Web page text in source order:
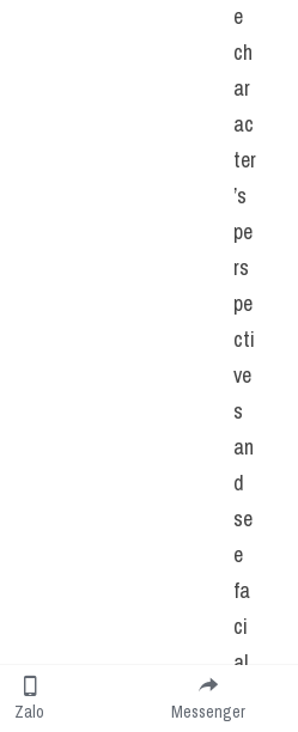
e
ch
ar
ac
ter
’s
pe
rs
pe
cti
ve
s
an
d
se
e
fa
ci
al
Zalo Messenger